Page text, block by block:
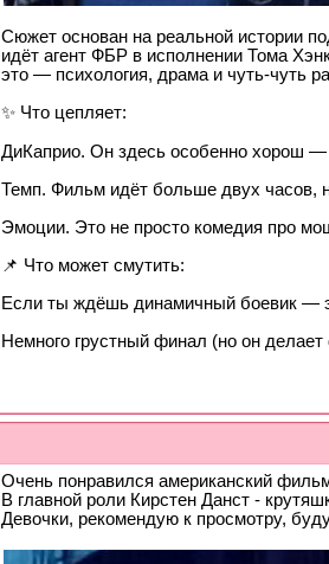
Сюжет основан на реальной истории
идёт агент ФБР в исполнении Тома
это — психология, драма и чуть-чуть
✨ Что цепляет:
ДиКаприо. Он здесь особенно хорош
Темп. Фильм идёт больше двух часов,
Эмоции. Это не просто комедия про
📌 Что может смутить:
Если ты ждёшь динамичный боевик —
Немного грустный финал (но он
Очень понравился американский
В главной роли Кирстен Данст -
Девочки, рекомендую к просмотру,